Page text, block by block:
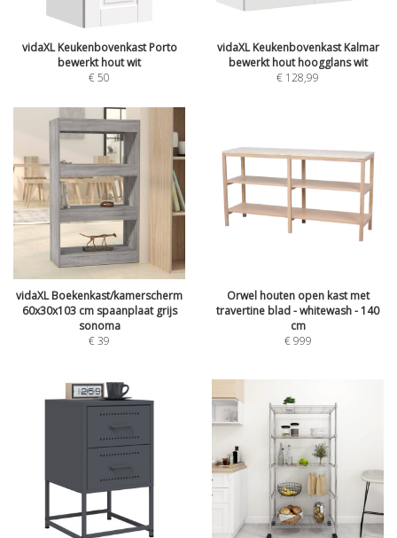
vidaXL Keukenbovenkast Porto
bewerkt hout wit
€50
vidaXL Keukenbovenkast Kalmar
bewerkt hout hoogglans wit
€ 128,99
vidaXL Boekenkast/kamerscherm
60x30x103 cm spaanplaat grijs
sonoma
€39
Orwel houten open kast met
travertine blad - whitewash - 140
cm
€999